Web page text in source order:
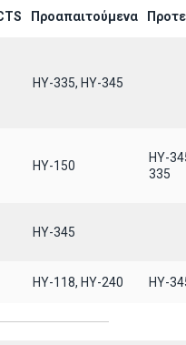
Προαπαιτούμενα
ΗΥ-335, HY-345
HY-150
HY-
335
ΗΥ-345
ΗΥ-118, ΗΥ-240 ΗΥ-